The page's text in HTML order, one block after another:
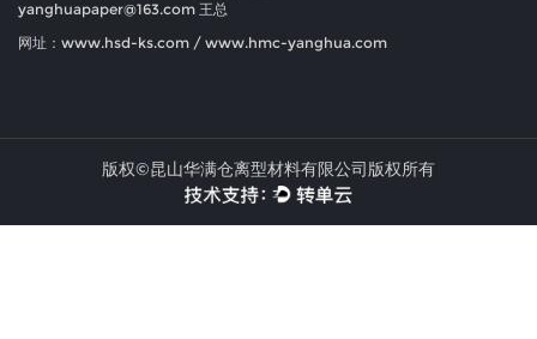
yanghuapaper@163.com 王总
网址：www.hsd-ks.com / www.hmc-yanghua.com
版权©昆山华满仓离型材料有限公司版权所有